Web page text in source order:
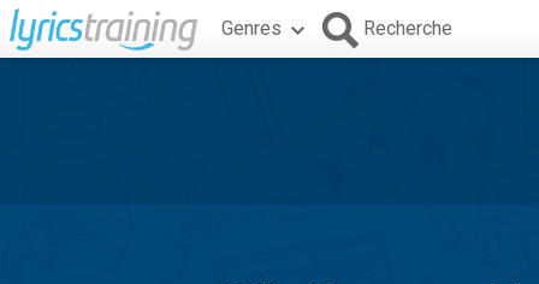
Genres Recherche